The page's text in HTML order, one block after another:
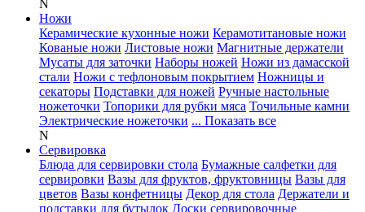
N
Ножи
Керамические кухонные ножи Керамотитановые ножи
Кованые ножи Листовые ножи Магнитные держатели
Мусаты для заточки Наборы ножей Ножи из дамасской
стали Ножи с тефлоновым покрытием Ножницы и
секаторы Подставки для ножей Ручные настольные
ножеточки Топорики для рубки мяса Точильные камни
Электрические ножеточки ... Показать все
N
Сервировка
Блюда для сервировки стола Бумажные салфетки для
сервировки Вазы для фруктов, фруктовницы Вазы для
цветов Вазы конфетницы Декор для стола Держатели и
подставки для бутылок Доски сервировочные